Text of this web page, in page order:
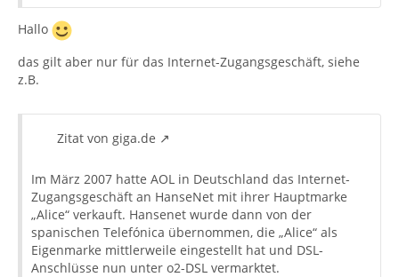
Hallo
das gilt aber nur für das Internet-Zugangsgeschäft, siehe
z.B.
Zitat von giga.de
Im März 2007 hatte AOL in Deutschland das Internet-
Zugangsgeschäft an HanseNet mit ihrer Hauptmarke
„Alice“ verkauft. Hansenet wurde dann von der
spanischen Telefónica übernommen, die „Alice“ als
Eigenmarke mittlerweile eingestellt hat und DSL-
Anschlüsse nun unter o2-DSL vermarktet.